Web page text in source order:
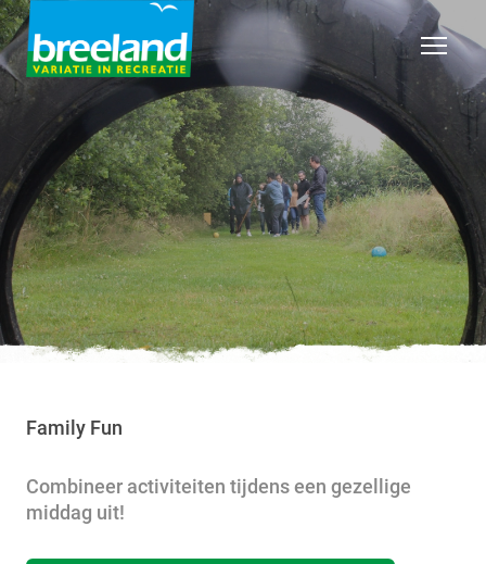
Family Fun
Combineer activiteiten tijdens een gezellige
middag uit!